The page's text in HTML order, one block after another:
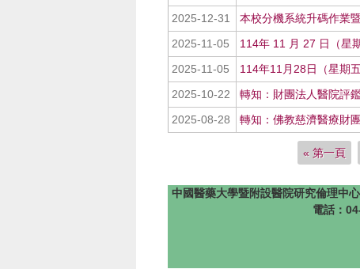
2025-12-31
本校分機系統升碼作業
2025-11-05
114年 11 月 27 日（星
2025-11-05
114年11月28日（星期
2025-10-22
轉知：財團法人醫院評
2025-08-28
轉知：佛教慈濟醫療財
« 第一頁
中國醫藥大學暨附設醫院研究倫理
電話：